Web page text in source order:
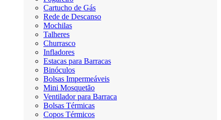
Cartucho de Gás
Rede de Descanso
Mochilas
Talheres
Churrasco
Infladores
Estacas para Barracas
Binóculos
Bolsas Impermeáveis
Mini Mosquetão
Ventilador para Barraca
Bolsas Térmicas
Copos Térmicos